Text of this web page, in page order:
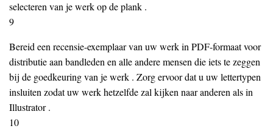
selecteren van je werk op de plank .
9
Bereid een recensie-exemplaar van uw werk in PDF-formaat voor
distributie aan bandleden en alle andere mensen die iets te zeggen
bij de goedkeuring van je werk . Zorg ervoor dat u uw lettertypen
insluiten zodat uw werk hetzelfde zal kijken naar anderen als in
Illustrator .
10